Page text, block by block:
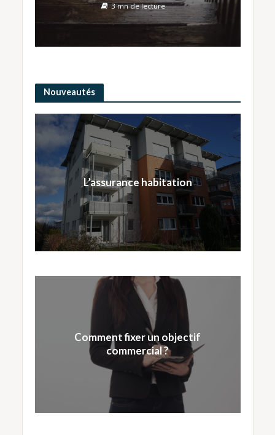
3 mn de lecture
Nouveautés
L’assurance habitation
Comment fixer un objectif
commercial ?